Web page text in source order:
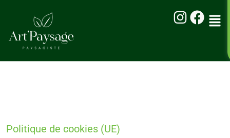
Politique de cookies (UE)